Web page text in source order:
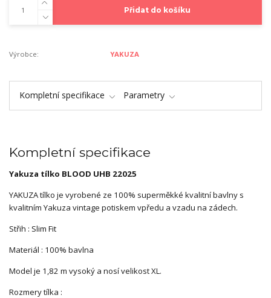
Přidat do košíku
Výrobce: YAKUZA
Kompletní specifikace Parametry
Kompletní specifikace
Yakuza tílko BLOOD UHB 22025
YAKUZA tílko je vyrobené ze 100% superměkké kvalitní bavlny s
kvalitním Yakuza vintage potiskem vpředu a vzadu na zádech.
Střih : Slim Fit
Materiál : 100% bavlna
Model je 1,82 m vysoký a nosí velikost XL.
Rozmery tílka :